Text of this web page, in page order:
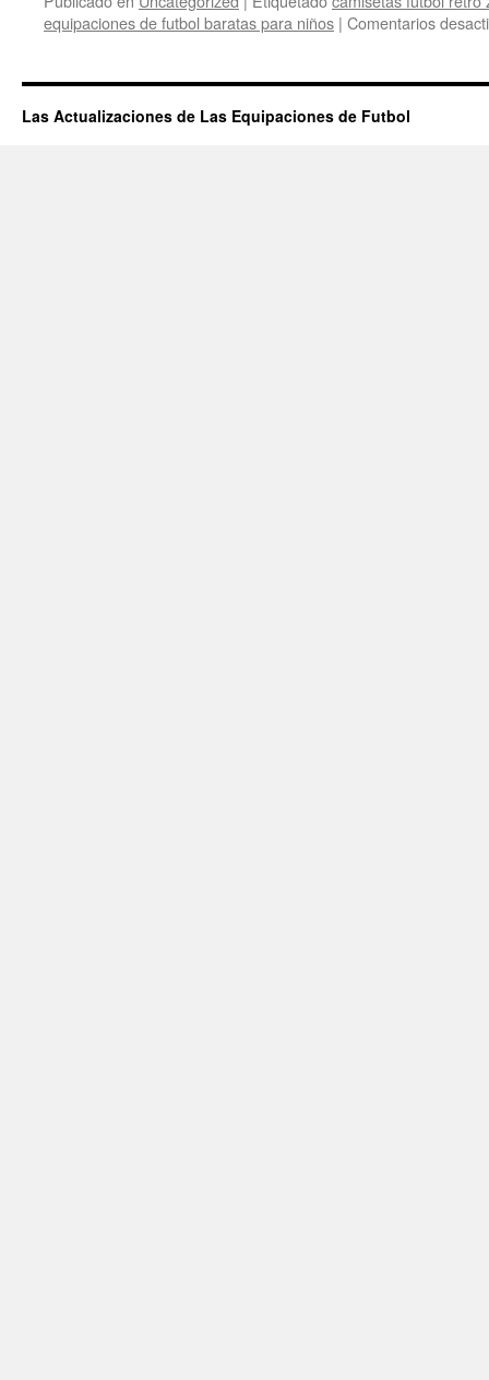
equipaciones de futbol baratas para niños | Comentarios
Las Actualizaciones de Las Equipaciones de Futbol